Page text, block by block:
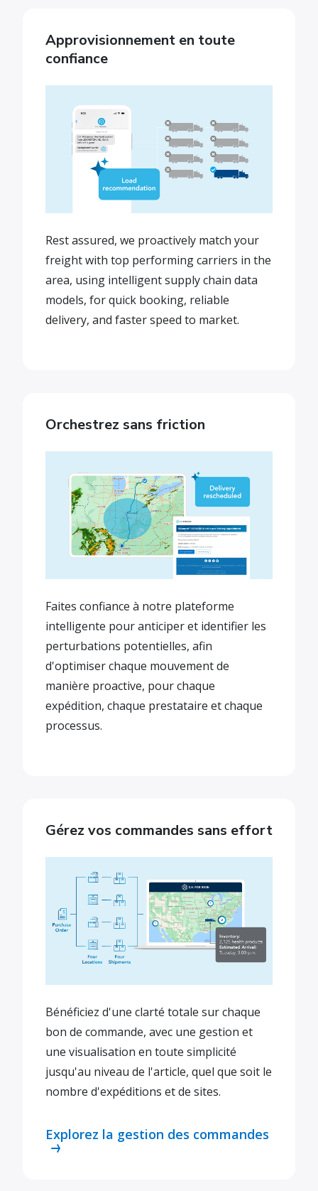
Approvisionnement en toute
confiance
Rest assured, we proactively match your
freight with top performing carriers in the
area, using intelligent supply chain data
models, for quick booking, reliable
delivery, and faster speed to market.
Orchestrez sans friction
Faites confiance à notre plateforme
intelligente pour anticiper et identifier les
perturbations potentielles, afin
d'optimiser chaque mouvement de
manière proactive, pour chaque
expédition, chaque prestataire et chaque
processus.
Gérez vos commandes sans effort
Bénéficiez d'une clarté totale sur chaque
bon de commande, avec une gestion et
une visualisation en toute simplicité
jusqu'au niveau de l'article, quel que soit le
nombre d'expéditions et de sites.
Explorez la gestion des commandes